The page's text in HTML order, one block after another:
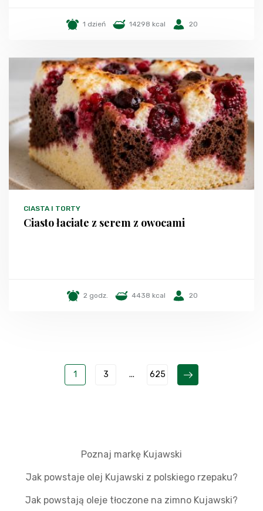
1 dzień 14298 kcal 20
CIASTA I TORTY
Ciasto łaciate z serem z owocami
2 godz. 4438 kcal 20
1 3 ... 625
Poznaj markę Kujawski
Jak powstaje olej Kujawski z polskiego rzepaku?
Jak powstają oleje tłoczone na zimno Kujawski?